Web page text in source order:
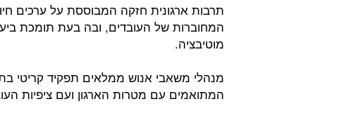
תרבות ארגונית חזקה המבוססת על ערכים
המחוברות של העובדים, ובה בעת תומכת
מוטיבציה.
מנהלי משאבי אנוש ממלאים תפקיד קריטי
המתואמים עם מטרות הארגון ועם ציפיות